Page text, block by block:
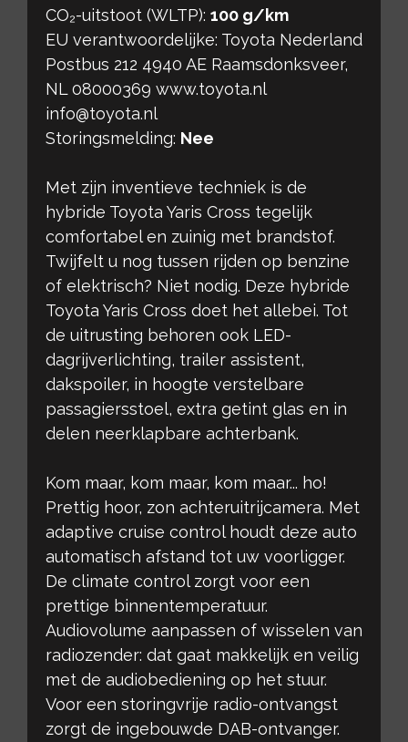
CO₂-uitstoot (WLTP): 100 g/km
EU verantwoordelijke: Toyota Nederland
Postbus 212 4940 AE Raamsdonksveer,
NL 08000369 www.toyota.nl
info@toyota.nl
Storingsmelding: Nee
Met zijn inventieve techniek is de
hybride Toyota Yaris Cross tegelijk
comfortabel en zuinig met brandstof.
Twijfelt u nog tussen rijden op benzine
of elektrisch? Niet nodig. Deze hybride
Toyota Yaris Cross doet het allebei. Tot
de uitrusting behoren ook LED-
dagrijverlichting, trailer assistent,
dakspoiler, in hoogte verstelbare
passagiersstoel, extra getint glas en in
delen neerklapbare achterbank.
Kom maar, kom maar, kom maar... ho!
Prettig hoor, zon achteruitrijcamera. Met
adaptive cruise control houdt deze auto
automatisch afstand tot uw voorligger.
De climate control zorgt voor een
prettige binnentemperatuur.
Audiovolume aanpassen of wisselen van
radiozender: dat gaat makkelijk en veilig
met de audiobediening op het stuur.
Voor een storingvrije radio-ontvangst
zorgt de ingebouwde DAB-ontvanger.